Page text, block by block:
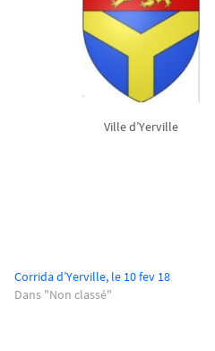
Ville d’Yerville
Corrida d’Yerville, le 10 fev 18
Dans "Non classé"